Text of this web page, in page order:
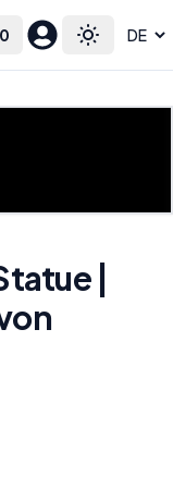
0 Toggle
language
|